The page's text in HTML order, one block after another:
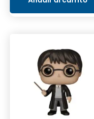
S/89.90.